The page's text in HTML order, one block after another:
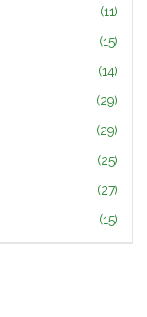
(11)
(15)
(14)
(29)
(29)
(25)
(27)
(15)